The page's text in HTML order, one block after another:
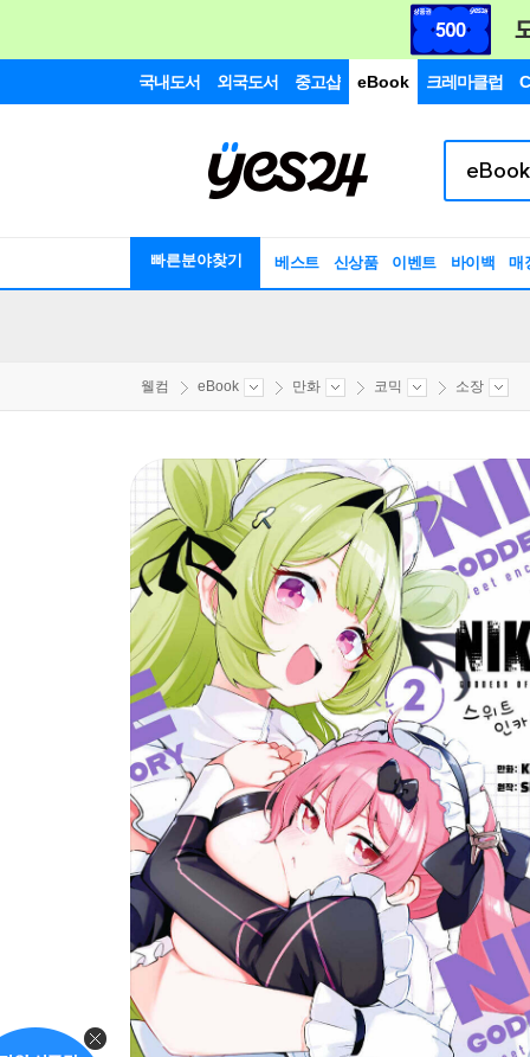
국내도서 외국도서 중고샵 eBook 크레마클럽
빠른분야찾기 베스트 신상품 이벤트 바이백 매
웰컴 eBook 만화 코믹 소장